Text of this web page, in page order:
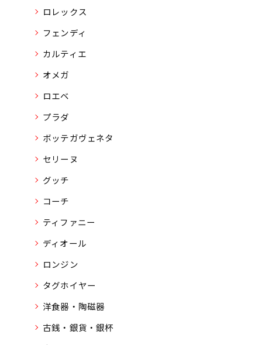
ロレックス
フェンディ
カルティエ
オメガ
ロエベ
プラダ
ボッテガヴェネタ
セリーヌ
グッチ
コーチ
ティファニー
ディオール
ロンジン
タグホイヤー
洋食器・陶磁器
古銭・銀貨・銀杯